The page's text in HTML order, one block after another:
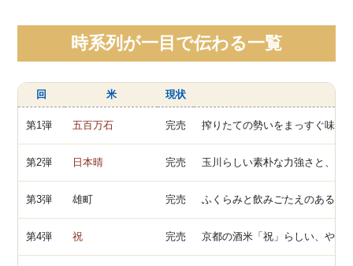
時系列が一目で伝わる一覧
回 米 現状
第1弾 五百万石 完売 搾りたての勢いをまっすぐ味わ
第2弾 日本晴 完売 玉川らしい素朴な力強さと、直
第3弾 雄町 完売 ふくらみと飲みごたえのある肉
第4弾 祝 完売 京都の酒米「祝」らしい、やわ